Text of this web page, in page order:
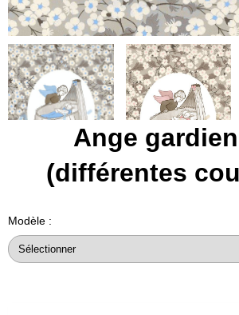
Ange
(différentes
Modèle :